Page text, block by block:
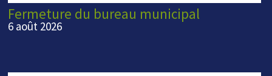
Fermeture du bureau municipal
6 août 2026